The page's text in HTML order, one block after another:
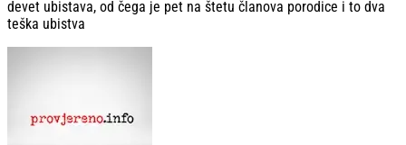
devet ubistava, od čega je pet na štetu članova porodice i to dva
teška ubistva